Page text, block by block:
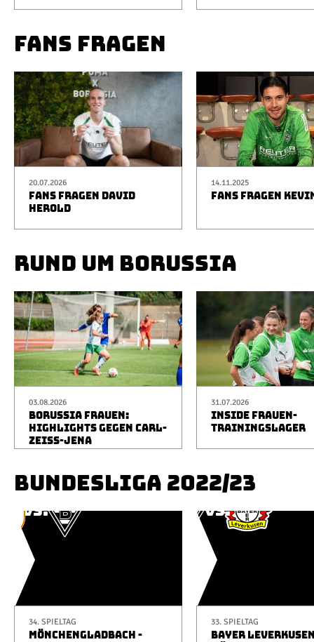
FANS FRAGEN
20.07.2026
FANS FRAGEN DAVID
HEROLD
14.11.2025
FANS FRAGEN
RUND UM BORUSSIA
03.08.2026
BORUSSIA FRAUEN:
HIGHLIGHTS GEGEN CARL-
ZEISS-JENA
31.07.2026
INSIDE FRAUEN-
TRAININGSLAGER
BUNDESLIGA 2022/23
34. SPIELTAG
MÖNCHENGLADBACH -
33. SPIELTAG
BAYER